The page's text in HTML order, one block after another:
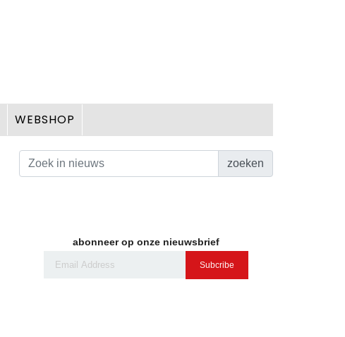
WEBSHOP
zoeken
abonneer op onze nieuwsbrief
Subcribe